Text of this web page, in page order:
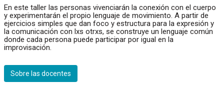
En este taller las personas vivenciarán la conexión con el cuerpo
y experimentarán el propio lenguaje de movimiento. A partir de
ejercicios simples que dan foco y estructura para la expresión y
la comunicación con lxs otrxs, se construye un lenguaje común
donde cada persona puede participar por igual en la
improvisación.
Sobre las docentes